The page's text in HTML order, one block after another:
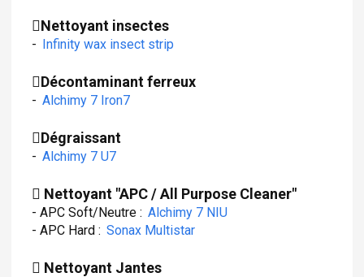
Nettoyant insectes
- Infinity wax insect strip
Décontaminant ferreux
- Alchimy 7 Iron7
Dégraissant
- Alchimy 7 U7
Nettoyant "APC / All Purpose Cleaner"
- APC Soft/Neutre : Alchimy 7 NIU
- APC Hard : Sonax Multistar
Nettoyant Jantes